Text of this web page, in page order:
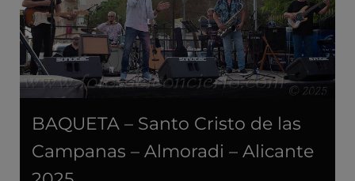
BAQUETA – Santo Cristo de las
Campanas – Almoradi – Alicante